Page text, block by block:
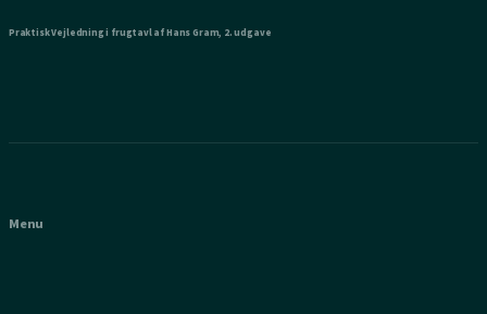
Praktisk Vejledning i frugtavl af Hans Gram, 2. udgave
Menu